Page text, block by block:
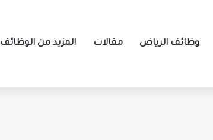
وظائف الرياض مقالات المزيد من الوظائف